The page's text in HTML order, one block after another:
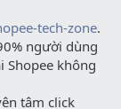
tech-zone.
người dùng
Shopee không
tâm click